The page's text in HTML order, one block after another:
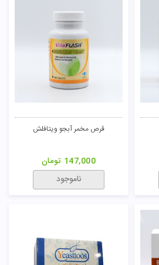
قرص مخمر آبجو ویتافلش
147,000 تومان
ناموجود